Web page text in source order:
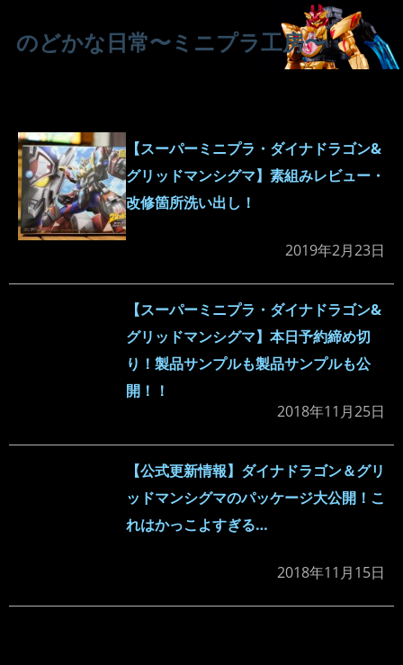
のどかな日常〜ミニプラ工房〜
【スーパーミニプラ・ダイナドラゴン&
グリッドマンシグマ】素組みレビュー・
改修箇所洗い出し！
2019年2月23日
【スーパーミニプラ・ダイナドラゴン&
グリッドマンシグマ】本日予約締め切
り！製品サンプルも製品サンプルも公
開！！
2018年11月25日
【公式更新情報】ダイナドラゴン＆グリ
ッドマンシグマのパッケージ大公開！こ
れはかっこよすぎる…
2018年11月15日